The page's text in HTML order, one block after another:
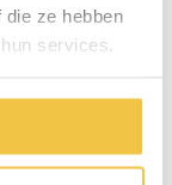
ze hebben
services.